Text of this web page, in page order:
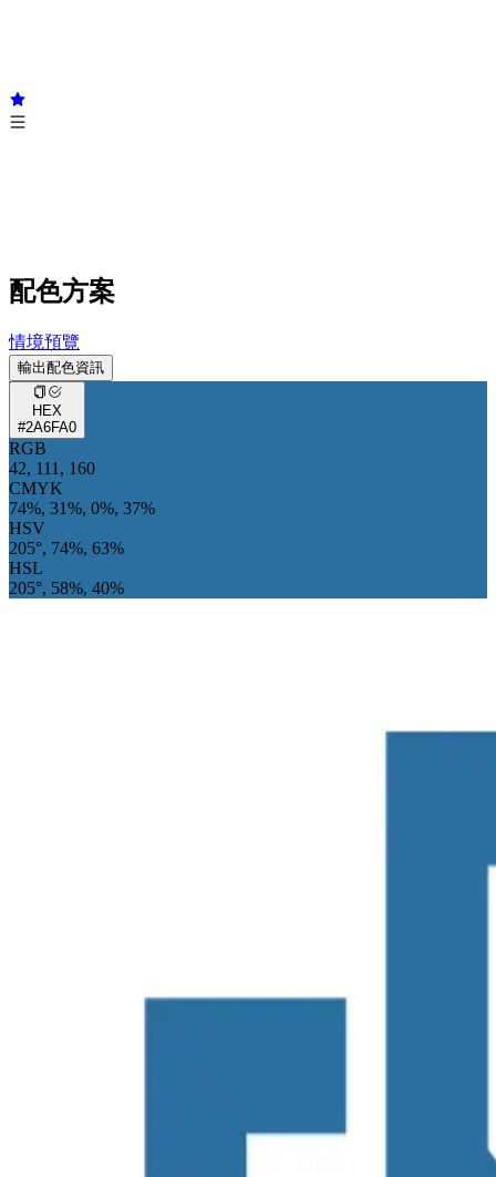
配色方案
情境預覽
輸出配色資訊
HEX
#2A6FA0
RGB
42, 111, 160
CMYK
74%, 31%, 0%, 37%
HSV
205°, 74%, 63%
HSL
205°, 58%, 40%